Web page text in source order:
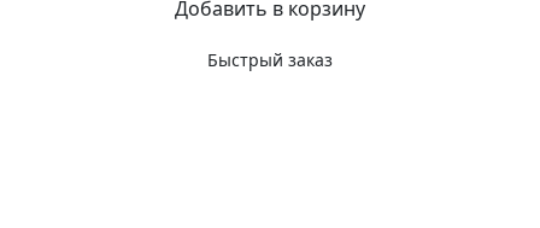
Добавить в корзину
Быстрый заказ